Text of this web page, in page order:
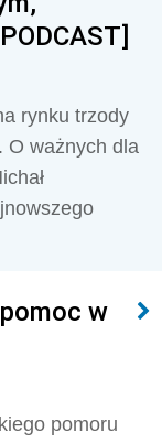
rynku trzody
O ważnych dla
w
pomoru